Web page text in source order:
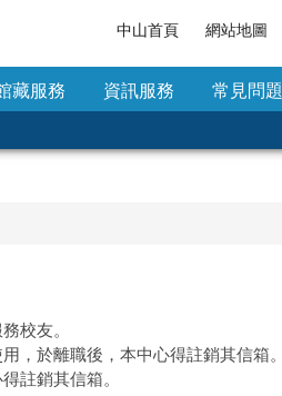
中山首頁 網站地圖
藏服務 資訊服務 常見問題
校友。
，於離職後，本中心得註銷其信箱。
註銷其信箱。